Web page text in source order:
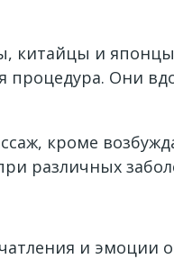
и
Они
кроме
различных
и эмоции